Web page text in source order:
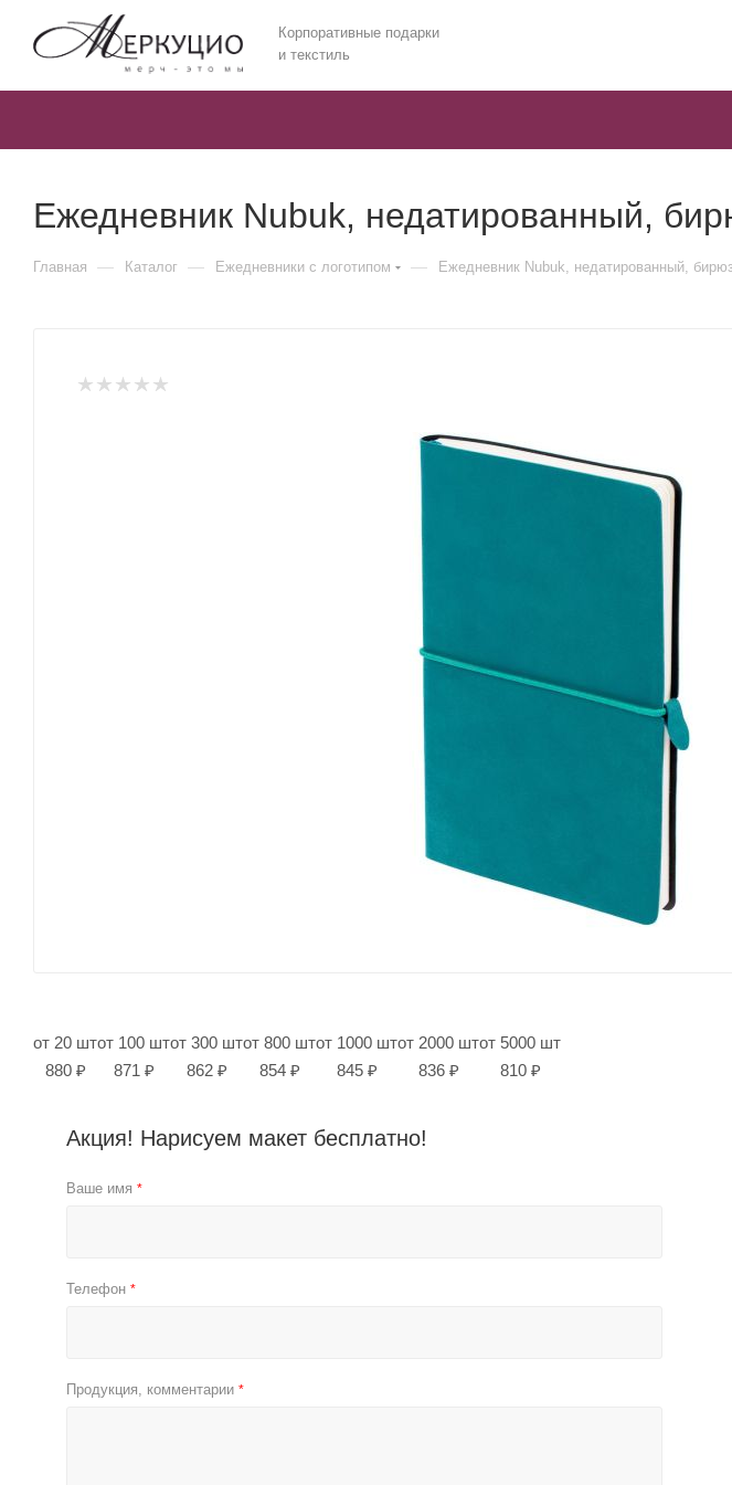
Корпоративные подарки
и текстиль
Ежедневник Nubuk, недатированный,
Главная — Каталог — Ежедневники c логотипом — Ежедневник Nubuk, недатированный,
от 20 шт
880 ₽
от 100 шт
871 ₽
от 300 шт
862 ₽
от 800 шт
854 ₽
от 1000 шт
845 ₽
от 2000 шт
836 ₽
от 5000 шт
810 ₽
Акция! Нарисуем макет бесплатно!
Ваше имя *
Телефон *
Продукция, комментарии *